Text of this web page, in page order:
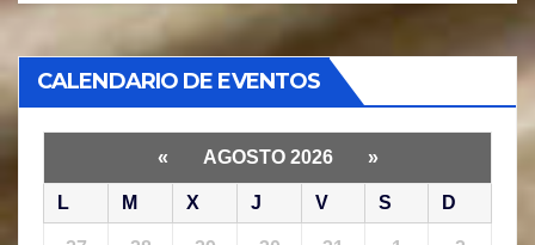
CALENDARIO DE EVENTOS
« AGOSTO 2026 »
L M X J V S D